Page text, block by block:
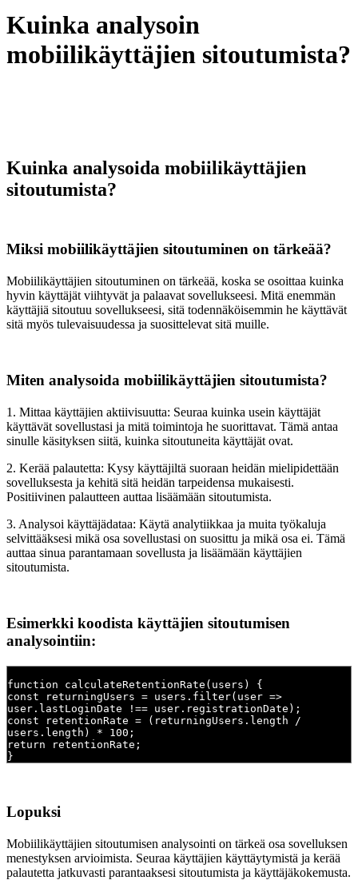
Kuinka analysoin
mobiilikäyttäjien sitoutumista?
Kuinka analysoida mobiilikäyttäjien
sitoutumista?
Miksi mobiilikäyttäjien sitoutuminen on tärkeää?
Mobiilikäyttäjien sitoutuminen on tärkeää, koska se osoittaa kuinka
hyvin käyttäjät viihtyvät ja palaavat sovellukseesi. Mitä enemmän
käyttäjiä sitoutuu sovellukseesi, sitä todennäköisemmin he käyttävät
sitä myös tulevaisuudessa ja suosittelevat sitä muille.
Miten analysoida mobiilikäyttäjien sitoutumista?
1. Mittaa käyttäjien aktiivisuutta: Seuraa kuinka usein käyttäjät
käyttävät sovellustasi ja mitä toimintoja he suorittavat. Tämä antaa
sinulle käsityksen siitä, kuinka sitoutuneita käyttäjät ovat.
2. Kerää palautetta: Kysy käyttäjiltä suoraan heidän mielipidettään
sovelluksesta ja kehitä sitä heidän tarpeidensa mukaisesti.
Positiivinen palautteen auttaa lisäämään sitoutumista.
3. Analysoi käyttäjädataa: Käytä analytiikkaa ja muita työkaluja
selvittääksesi mikä osa sovellustasi on suosittu ja mikä osa ei. Tämä
auttaa sinua parantamaan sovellusta ja lisäämään käyttäjien
sitoutumista.
Esimerkki koodista käyttäjien sitoutumisen
analysointiin:
function calculateRetentionRate(users) {
const returningUsers = users.filter(user =>
user.lastLoginDate !== user.registrationDate);
const retentionRate = (returningUsers.length /
users.length) * 100;
return retentionRate;
}
Lopuksi
Mobiilikäyttäjien sitoutumisen analysointi on tärkeä osa sovelluksen
menestyksen arvioimista. Seuraa käyttäjien käyttäytymistä ja kerää
palautetta jatkuvasti parantaaksesi sitoutumista ja käyttäjäkokemusta.